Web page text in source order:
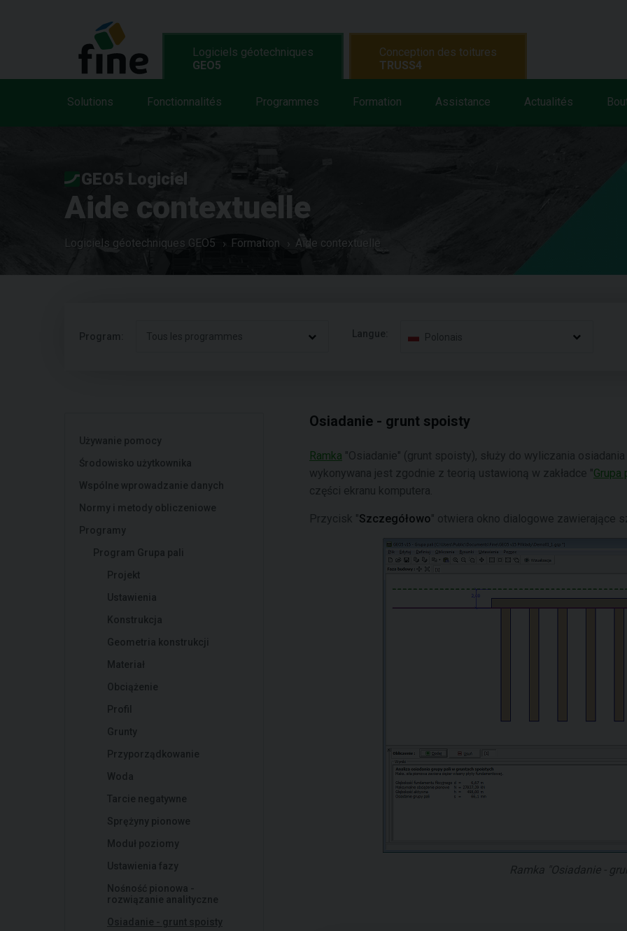
Logiciels géotechniques
GEO5
Solutions Fonctionnalités Programmes Formation Assistance Actualités
Conception des toitures
TRUSS4
GEO5 Logiciel
Aide contextuelle
Logiciels géotechniques GEO5 Formation Aide contextuelle
Program: Tous les programmes Langue: Polonais
Używanie pomocy
Środowisko użytkownika
Wspólne wprowadzanie danych
Normy i metody obliczeniowe
Programy
Program Grupa pali
Projekt
Ustawienia
Konstrukcja
Geometria konstrukcji
Materiał
Obciążenie
Profil
Grunty
Przyporządkowanie
Woda
Tarcie negatywne
Sprężyny pionowe
Moduł poziomy
Ustawienia fazy
Nośność pionowa -
rozwiązanie analityczne
Osiadanie - grunt spoisty
Osiadanie - grunt spoisty
Ramka "Osiadanie" (grunt spoisty), służy do wyliczania
wykonywana jest zgodnie z teorią ustawioną w zakładce "Grupa
części ekranu komputera.
Przycisk "Szczegółowo" otwiera okno dialogowe zawierające
Ramka "Osiadanie -